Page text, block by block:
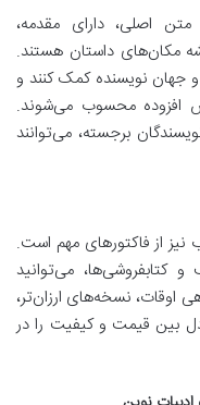
اصلی، دارای مقدمه،
مکان‌های داستان هستند.
و جهان نویسنده کمک کنند و
افزوده محسوب می‌شوند.
برجسته، می‌توانند
از فاکتورهای مهم است.
می‌توانید
اوقات، نسخه‌های ارزان‌تر،
بین قیمت و کیفیت را در